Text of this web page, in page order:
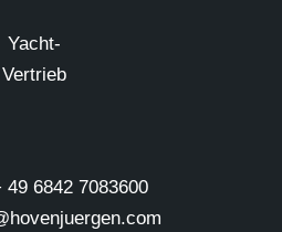
Yacht-
Vertrieb
49 6842 7083600